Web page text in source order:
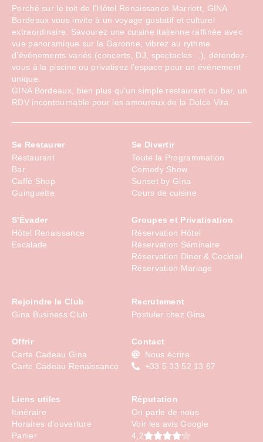
Perché sur le toit de l’Hôtel Renaissance Marriott, GINA
Bordeaux vous invite à un voyage gustatif et culturel
extraordinaire. Savourez une cuisine italienne raffinée avec
vue panoramique sur la Garonne, vibrez au rythme
d’événements variés (concerts, DJ, spectacles…), détendez-
vous à la piscine ou privatisez l’espace pour un événement
unique.
GINA Bordeaux, bien plus qu’un simple restaurant ou bar, un
RDV incontournable pour les amoureux de la Dolce Vita.
Se Restaurer
Restaurant
Bar
Caffè Shop
Guinguette
Se Divertir
Toute la Programmation
Comedy Show
Sunset by Gina
Cours de cuisine
S'Évader
Hôtel Renaissance
Escalade
Groupes et Privatisation
Réservation Hôtel
Réservation Séminaire
Réservation Diner & Cocktail
Réservation Mariage
Rejoindre le Club
Gina Business Club
Offrir
Carte Cadeau Gina
Carte Cadeau Renaissance
Recrutement
Postuler chez Gina
Contact
Nous écrire
+33 5 33 52 13 67
Liens utiles
Itinéraire
Horaires d’ouverture
Panier
Réputation
On parle de nous
Voir les avis Google
4,2